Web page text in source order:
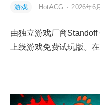
游戏 HotACG · 2026年6
由独立游戏厂商
上线游戏免费试玩版。